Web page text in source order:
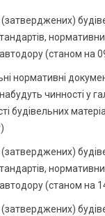
(затверджених)
(станом на
нормативні
чинності у
будівельних
(затверджених)
(станом на
(затверджених)